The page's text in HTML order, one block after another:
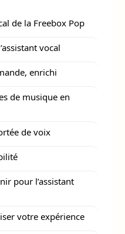
de la Freebox Pop
vocal
enrichi
de musique en
de voix
pour l’assistant
votre expérience